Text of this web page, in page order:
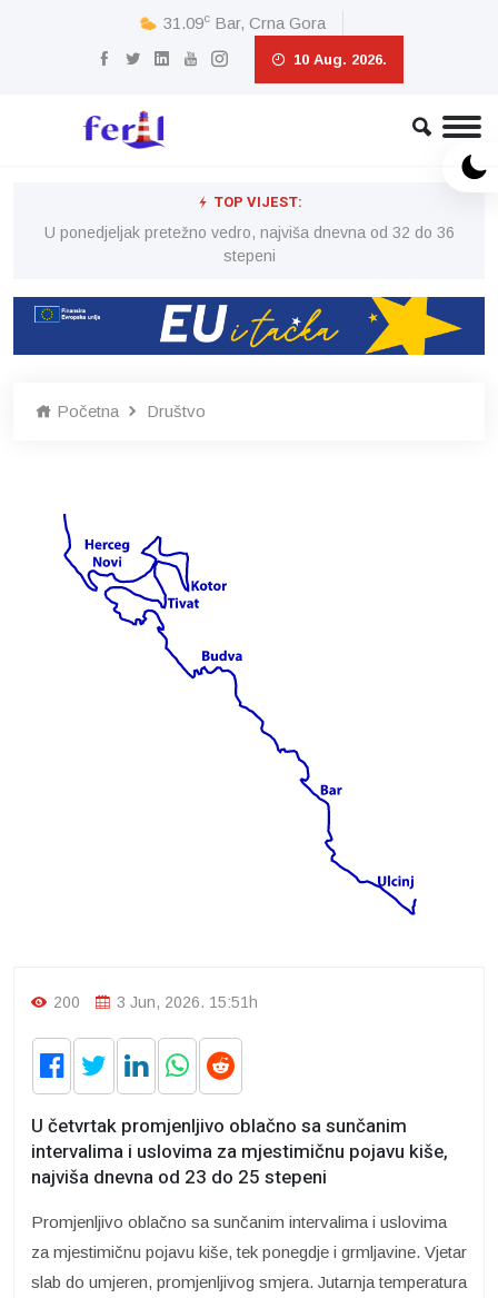
31.09c Bar, Crna Gora
10 Aug. 2026.
TOP VIJEST:
U ponedjeljak pretežno vedro, najviša dnevna od 32 do 36
stepeni
Početna Društvo
200 3 Jun, 2026. 15:51h
U četvrtak promjenljivo oblačno sa sunčanim
intervalima i uslovima za mjestimičnu pojavu kiše,
najviša dnevna od 23 do 25 stepeni
Promjenljivo oblačno sa sunčanim intervalima i uslovima
za mjestimičnu pojavu kiše, tek ponegdje i grmljavine. Vjetar
slab do umjeren, promjenljivog smjera. Jutarnja temperatura